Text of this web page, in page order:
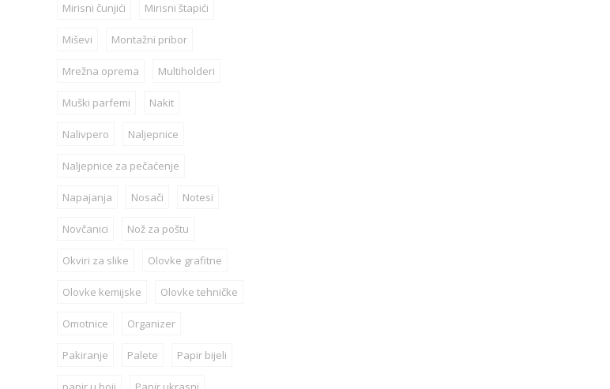
Mirisni čunjići Mirisni štapići
Miševi Montažni pribor
Mrežna oprema Multiholderi
Muški parfemi Nakit
Nalivpero Naljepnice
Naljepnice za pečaćenje
Napajanja Nosači Notesi
Novčanici Nož za poštu
Okviri za slike Olovke grafitne
Olovke kemijske Olovke tehničke
Omotnice Organizer
Pakiranje Palete Papir bijeli